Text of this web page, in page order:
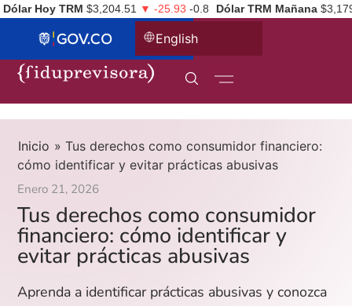
Dólar Hoy TRM $3,204.51 ▼ -25.93 -0.8 Dólar TRM Mañana
English
Inicio »Tus derechos como consumidor financiero:
cómo identificar y evitar prácticas abusivas
Enero 21, 2026
Tus derechos como consumidor
financiero: cómo identificar y
evitar prácticas abusivas
Aprenda a identificar prácticas abusivas y conozca